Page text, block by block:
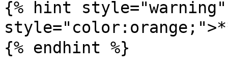
{% hint style="warning"
style="color:orange;">**
{% endhint %}